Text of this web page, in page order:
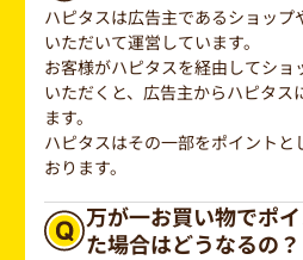
ハピタスは広告主であるショップ
いただいて運営しています。
お客様がハピタスを経由してショ
いただくと、広告主からハピタス
ます。
ハピタスはその一部をポイントと
おります。
万が一お買い物でポ
た場合はどうなるの？